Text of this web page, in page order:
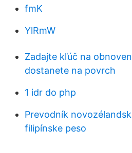
fmK
YlRmW
Zadajte kľúč na
dostanete na povrch
1 idr do php
Prevodník
filipínske peso